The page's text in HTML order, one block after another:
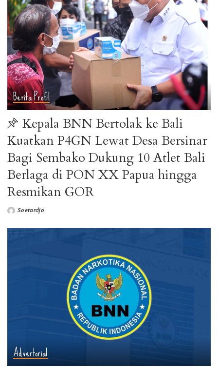
BeritaProfil
Kepala BNN Bertolak ke Bali
Kuatkan P4GN Lewat Desa Bersinar
Bagi Sembako Dukung 10 Atlet Bali
Berlaga di PON XX Papua hingga
Resmikan GOR
Soetardjo
Advertorial